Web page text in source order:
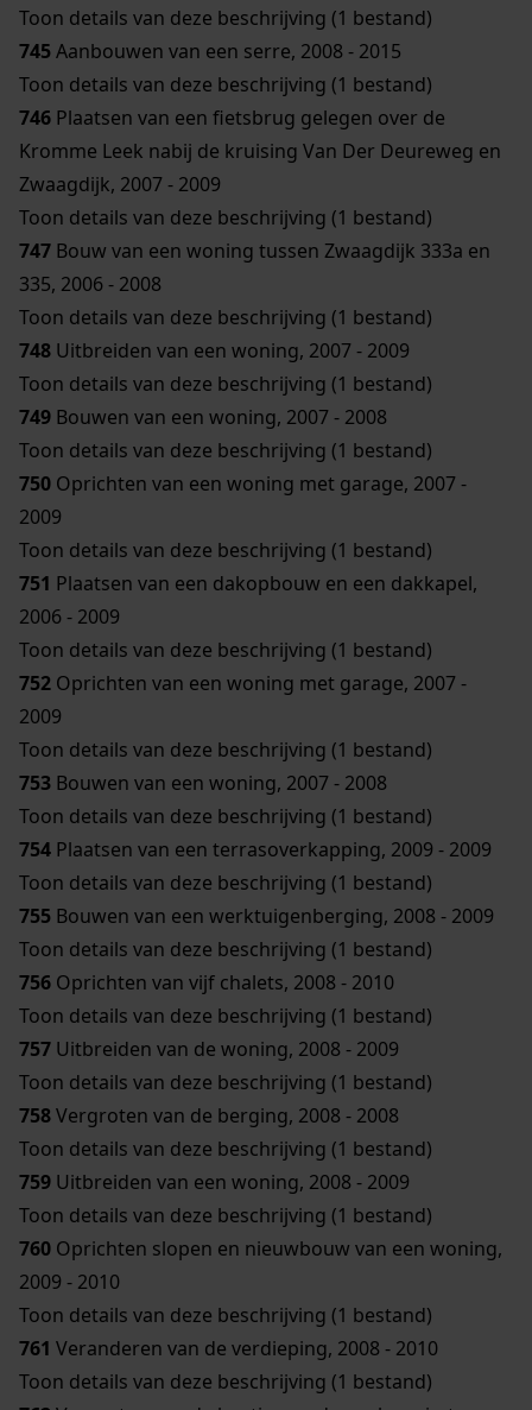
Toon details van deze beschrijving (1 bestand)
745Aanbouwen van een serre, 2008 - 2015
Toon details van deze beschrijving (1 bestand)
746 Plaatsen van een fietsbrug gelegen over de
Kromme Leek nabij de kruising Van Der Deureweg en
Zwaagdijk, 2007 - 2009
Toon details van deze beschrijving (1 bestand)
747 Bouw van een woning tussen Zwaagdijk 333a en
335, 2006 - 2008
Toon details van deze beschrijving (1 bestand)
748 Uitbreiden van een woning, 2007 - 2009
Toon details van deze beschrijving (1 bestand)
749 Bouwen van een woning, 2007 - 2008
Toon details van deze beschrijving (1 bestand)
750 Oprichten van een woning met garage, 2007 -
2009
Toon details van deze beschrijving (1 bestand)
751 Plaatsen van een dakopbouw en een dakkapel,
2006 - 2009
Toon details van deze beschrijving (1 bestand)
752 Oprichten van een woning met garage, 2007 -
2009
Toon details van deze beschrijving (1 bestand)
753 Bouwen van een woning, 2007 - 2008
Toon details van deze beschrijving (1 bestand)
754 Plaatsen van een terrasoverkapping, 2009 - 2009
Toon details van deze beschrijving (1 bestand)
755 Bouwen van een werktuigenberging, 2008 - 2009
Toon details van deze beschrijving (1 bestand)
756 Oprichten van vijf chalets, 2008 - 2010
Toon details van deze beschrijving (1 bestand)
757 Uitbreiden van de woning, 2008 - 2009
Toon details van deze beschrijving (1 bestand)
758Vergroten van de berging, 2008 - 2008
Toon details van deze beschrijving (1 bestand)
759 Uitbreiden van een woning, 2008 - 2009
Toon details van deze beschrijving (1 bestand)
760 Oprichten slopen en nieuwbouw van een woning,
2009 - 2010
Toon details van deze beschrijving (1 bestand)
761 Veranderen van de verdieping, 2008 - 2010
Toon details van deze beschrijving (1 bestand)